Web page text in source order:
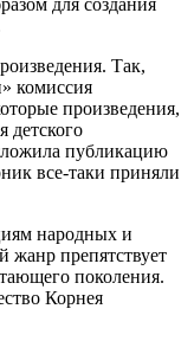
Так,
комиссия
произведения,
детского
публикацию
все-таки приняли
народных и
жанр препятствует
поколения.
Корнея